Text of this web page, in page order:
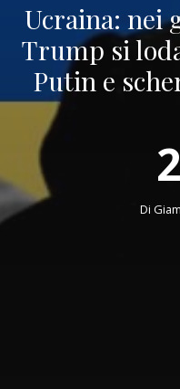
Ucraina: nei
Trump si
Putin e
Di